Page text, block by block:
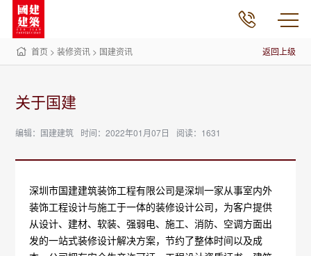
首页 >装修资讯 > 国建资讯 返回上级
关于国建
编辑：国建建筑 时间：2022年01月07日 阅读：1631
深圳市国建建筑装饰工程有限公司是深圳一家从事室内外
装饰工程设计与施工于一体的装修设计公司，为客户提供
从设计、建材、软装、强弱电、施工、消防、空调方面出
发的一站式装修设计解决方案，节约了整体时间以及成